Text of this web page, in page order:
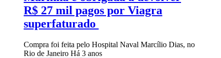
R$ 27 mil pagos por Viagra
superfaturado
Compra foi feita pelo Hospital Naval Marcílio Dias, no
Rio de Janeiro Há 3 anos